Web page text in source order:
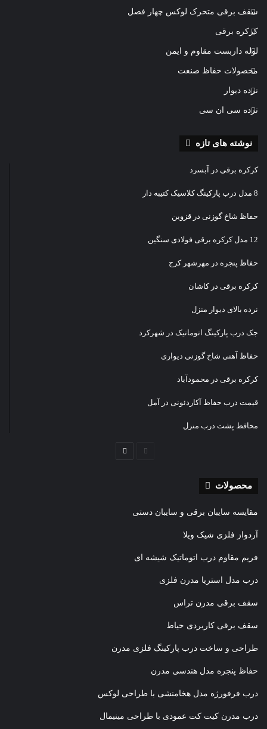
سقف برقی متحرک لوکس چهار فصل
کرکره برقی
لوله داربست مقاوم و ایمن
محصولات حفاظ صنعت
نرده دیوار
نرده سی ان سی
نوشته های تازه
کرکره برقی در آبسرد
8 مدل درب پارکینگ کلاسیک کتیبه دار
حفاظ شاخ گوزنی در قزوین
12 مدل کرکره برقی فولادی سنگین
حفاظ پنجره در مهرشهر کرج
کرکره برقی در کاشان
نرده بالای دیوار منزل
جک درب پارکینگ اتوماتیک در شهرکرد
حفاظ آهنی شاخ گوزنی دیواری
کرکره برقی در محمودآباد
قیمت درب حفاظ آکاردئونی در آمل
محافظ پشت درب منزل
صفحه
محصولات
مقایسه سایبان برقی و سایبان دستی
آردواز فلزی شیک ویلا
فریم مقاوم درب اتوماتیک شیشه ای
درب مدل استریا مدرن فلزی
سقف برقی مدرن تراس
سقف برقی کاربردی حیاط
طراحی و ساخت درب پارکینگ فلزی مدرن
حفاظ پنجره مدل هندسی مدرن
درب فرفورژه مدل هخامنشی با طراحی لوکس
درب مدرن کیت کت عمودی با طراحی مینیمال